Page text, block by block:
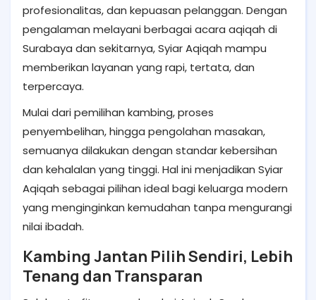
profesionalitas, dan kepuasan pelanggan. Dengan
pengalaman melayani berbagai acara aqiqah di
Surabaya dan sekitarnya, Syiar Aqiqah mampu
memberikan layanan yang rapi, tertata, dan
terpercaya.
Mulai dari pemilihan kambing, proses
penyembelihan, hingga pengolahan masakan,
semuanya dilakukan dengan standar kebersihan
dan kehalalan yang tinggi. Hal ini menjadikan Syiar
Aqiqah sebagai pilihan ideal bagi keluarga modern
yang menginginkan kemudahan tanpa mengurangi
nilai ibadah.
Kambing Jantan Pilih Sendiri, Lebih
Tenang dan Transparan